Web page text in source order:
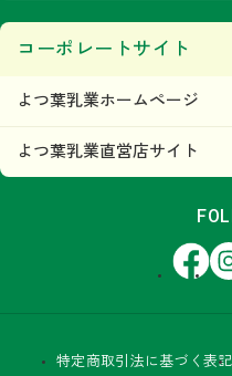
コーポレートサイト
よつ葉乳業ホームページ
よつ葉乳業直営店サイト
Facebook
特定商取引法に基づく表記